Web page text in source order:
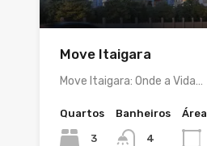
Move Itaigara
Move Itaigara: Onde a Vida…
Quartos
3
Banheiros
4
Área